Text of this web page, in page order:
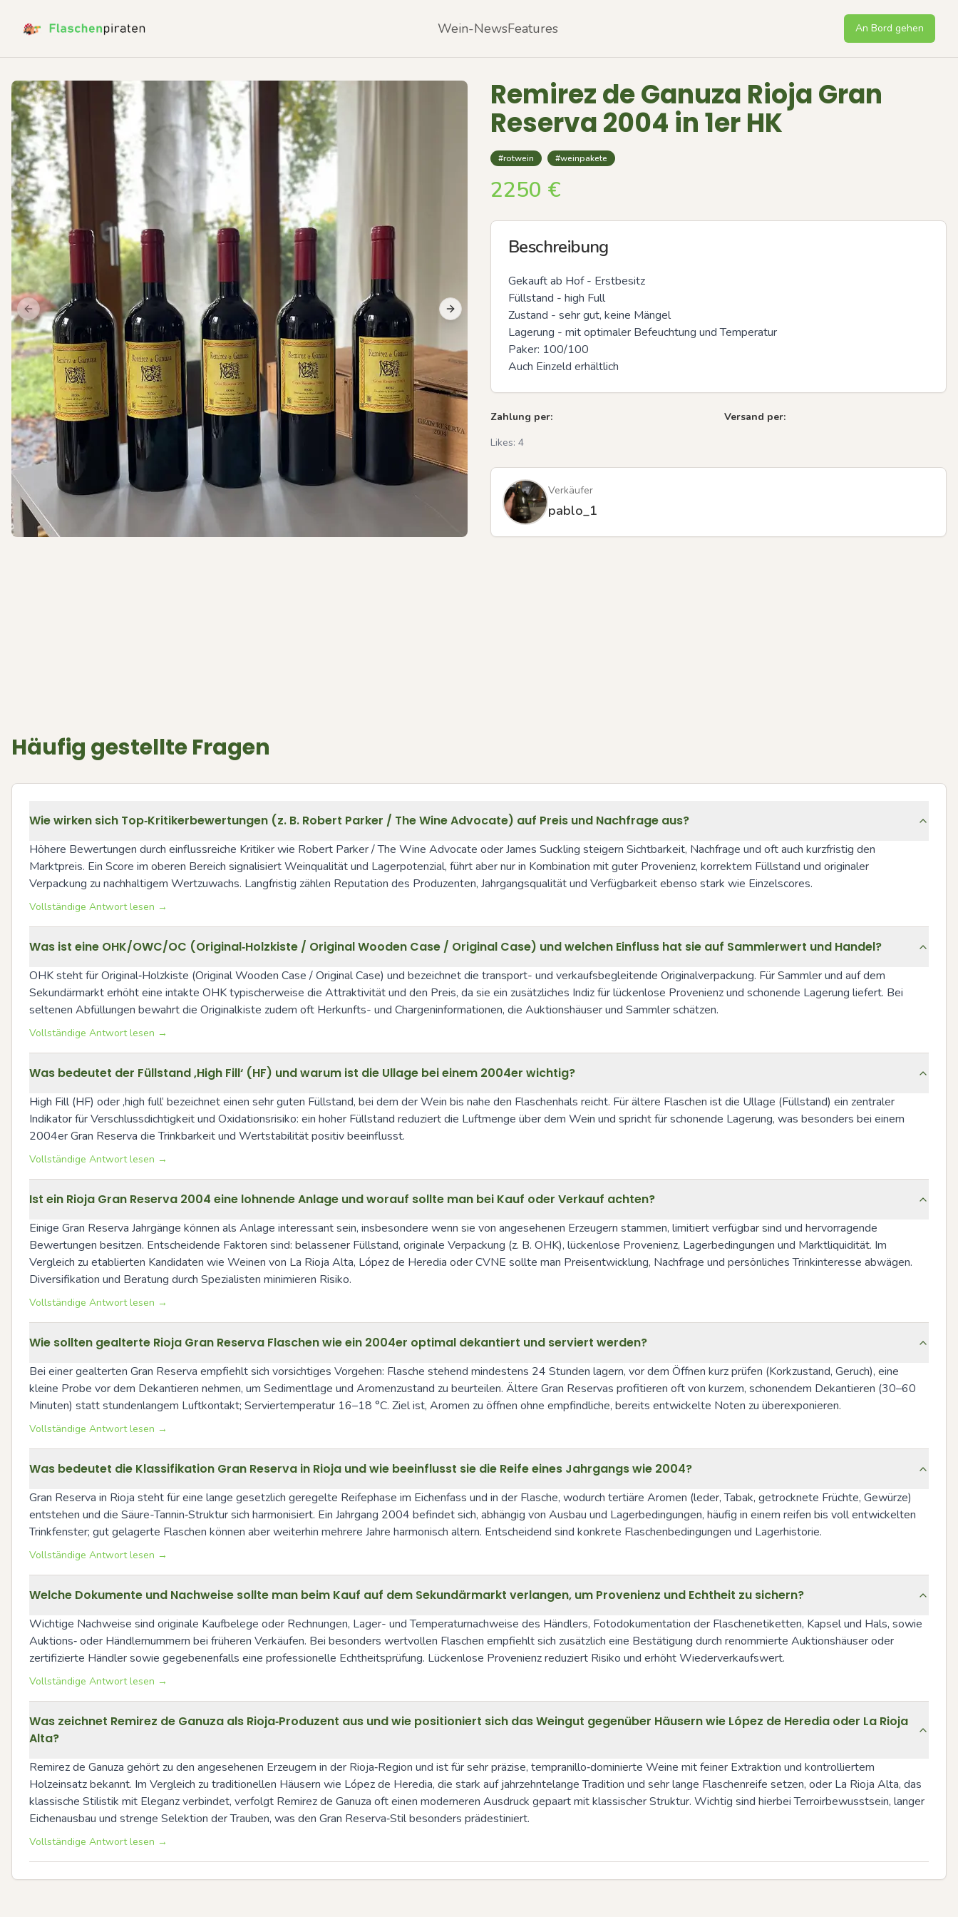
Wein-NewsFeatures An Bord gehen
Previous slide Next slide Previous slide
Remirez de Ganuza Rioja Gran
Reserva 2004 in 1er HK
#rotwein #weinpakete
2250 €
Beschreibung
Gekauft ab Hof - Erstbesitz
Füllstand - high Full
Zustand - sehr gut, keine Mängel
Lagerung - mit optimaler Befeuchtung und Temperatur
Paker: 100/100
Auch Einzeld erhältlich
Zahlung per:
Versand per:
Likes: 4
Verkäufer
pablo_1
Häufig gestellte Fragen
Wie wirken sich Top‑Kritikerbewertungen (z. B. Robert Parker / The Wine Advocate) auf Preis und Nachfrage aus?
Höhere Bewertungen durch einflussreiche Kritiker wie Robert Parker / The Wine Advocate oder James Suckling steigern Sichtbarkeit, Nachfrage und oft auch kurzfristig den
Marktpreis. Ein Score im oberen Bereich signalisiert Weinqualität und Lagerpotenzial, führt aber nur in Kombination mit guter Provenienz, korrektem Füllstand und originaler
Verpackung zu nachhaltigem Wertzuwachs. Langfristig zählen Reputation des Produzenten, Jahrgangsqualität und Verfügbarkeit ebenso stark wie Einzelscores.
Vollständige Antwort lesen →
Was ist eine OHK/OWC/OC (Original‑Holzkiste / Original Wooden Case / Original Case) und welchen Einfluss hat sie auf Sammlerwert und Handel?
OHK steht für Original‑Holzkiste (Original Wooden Case / Original Case) und bezeichnet die transport- und verkaufsbegleitende Originalverpackung. Für Sammler und auf dem
Sekundärmarkt erhöht eine intakte OHK typischerweise die Attraktivität und den Preis, da sie ein zusätzliches Indiz für lückenlose Provenienz und schonende Lagerung liefert. Bei
seltenen Abfüllungen bewahrt die Originalkiste zudem oft Herkunfts- und Chargeninformationen, die Auktionshäuser und Sammler schätzen.
Vollständige Antwort lesen →
Was bedeutet der Füllstand ‚High Fill‘ (HF) und warum ist die Ullage bei einem 2004er wichtig?
High Fill (HF) oder ‚high full‘ bezeichnet einen sehr guten Füllstand, bei dem der Wein bis nahe den Flaschenhals reicht. Für ältere Flaschen ist die Ullage (Füllstand) ein zentraler
Indikator für Verschlussdichtigkeit und Oxidationsrisiko: ein hoher Füllstand reduziert die Luftmenge über dem Wein und spricht für schonende Lagerung, was besonders bei einem
2004er Gran Reserva die Trinkbarkeit und Wertstabilität positiv beeinflusst.
Vollständige Antwort lesen →
Ist ein Rioja Gran Reserva 2004 eine lohnende Anlage und worauf sollte man bei Kauf oder Verkauf achten?
Einige Gran Reserva Jahrgänge können als Anlage interessant sein, insbesondere wenn sie von angesehenen Erzeugern stammen, limitiert verfügbar sind und hervorragende
Bewertungen besitzen. Entscheidende Faktoren sind: belassener Füllstand, originale Verpackung (z. B. OHK), lückenlose Provenienz, Lagerbedingungen und Marktliquidität. Im
Vergleich zu etablierten Kandidaten wie Weinen von La Rioja Alta, López de Heredia oder CVNE sollte man Preisentwicklung, Nachfrage und persönliches Trinkinteresse abwägen.
Diversifikation und Beratung durch Spezialisten minimieren Risiko.
Vollständige Antwort lesen →
Wie sollten gealterte Rioja Gran Reserva Flaschen wie ein 2004er optimal dekantiert und serviert werden?
Bei einer gealterten Gran Reserva empfiehlt sich vorsichtiges Vorgehen: Flasche stehend mindestens 24 Stunden lagern, vor dem Öffnen kurz prüfen (Korkzustand, Geruch), eine
kleine Probe vor dem Dekantieren nehmen, um Sedimentlage und Aromenzustand zu beurteilen. Ältere Gran Reservas profitieren oft von kurzem, schonendem Dekantieren (30–60
Minuten) statt stundenlangem Luftkontakt; Serviertemperatur 16–18 °C. Ziel ist, Aromen zu öffnen ohne empfindliche, bereits entwickelte Noten zu überexponieren.
Vollständige Antwort lesen →
Was bedeutet die Klassifikation Gran Reserva in Rioja und wie beeinflusst sie die Reife eines Jahrgangs wie 2004?
Gran Reserva in Rioja steht für eine lange gesetzlich geregelte Reifephase im Eichenfass und in der Flasche, wodurch tertiäre Aromen (leder, Tabak, getrocknete Früchte, Gewürze)
entstehen und die Säure-Tannin‑Struktur sich harmonisiert. Ein Jahrgang 2004 befindet sich, abhängig von Ausbau und Lagerbedingungen, häufig in einem reifen bis voll entwickelten
Trinkfenster; gut gelagerte Flaschen können aber weiterhin mehrere Jahre harmonisch altern. Entscheidend sind konkrete Flaschenbedingungen und Lagerhistorie.
Vollständige Antwort lesen →
Welche Dokumente und Nachweise sollte man beim Kauf auf dem Sekundärmarkt verlangen, um Provenienz und Echtheit zu sichern?
Wichtige Nachweise sind originale Kaufbelege oder Rechnungen, Lager- und Temperaturnachweise des Händlers, Fotodokumentation der Flaschenetiketten, Kapsel und Hals, sowie
Auktions‑ oder Händlernummern bei früheren Verkäufen. Bei besonders wertvollen Flaschen empfiehlt sich zusätzlich eine Bestätigung durch renommierte Auktionshäuser oder
zertifizierte Händler sowie gegebenenfalls eine professionelle Echtheitsprüfung. Lückenlose Provenienz reduziert Risiko und erhöht Wiederverkaufswert.
Vollständige Antwort lesen →
Was zeichnet Remirez de Ganuza als Rioja‑Produzent aus und wie positioniert sich das Weingut gegenüber Häusern wie López de Heredia oder La Rioja
Alta?
Remirez de Ganuza gehört zu den angesehenen Erzeugern in der Rioja‑Region und ist für sehr präzise, tempranillo‑dominierte Weine mit feiner Extraktion und kontrolliertem
Holzeinsatz bekannt. Im Vergleich zu traditionellen Häusern wie López de Heredia, die stark auf jahrzehntelange Tradition und sehr lange Flaschenreife setzen, oder La Rioja Alta, das
klassische Stilistik mit Eleganz verbindet, verfolgt Remirez de Ganuza oft einen moderneren Ausdruck gepaart mit klassischer Struktur. Wichtig sind hierbei Terroirbewusstsein, langer
Eichenausbau und strenge Selektion der Trauben, was den Gran Reserva‑Stil besonders prädestiniert.
Vollständige Antwort lesen →